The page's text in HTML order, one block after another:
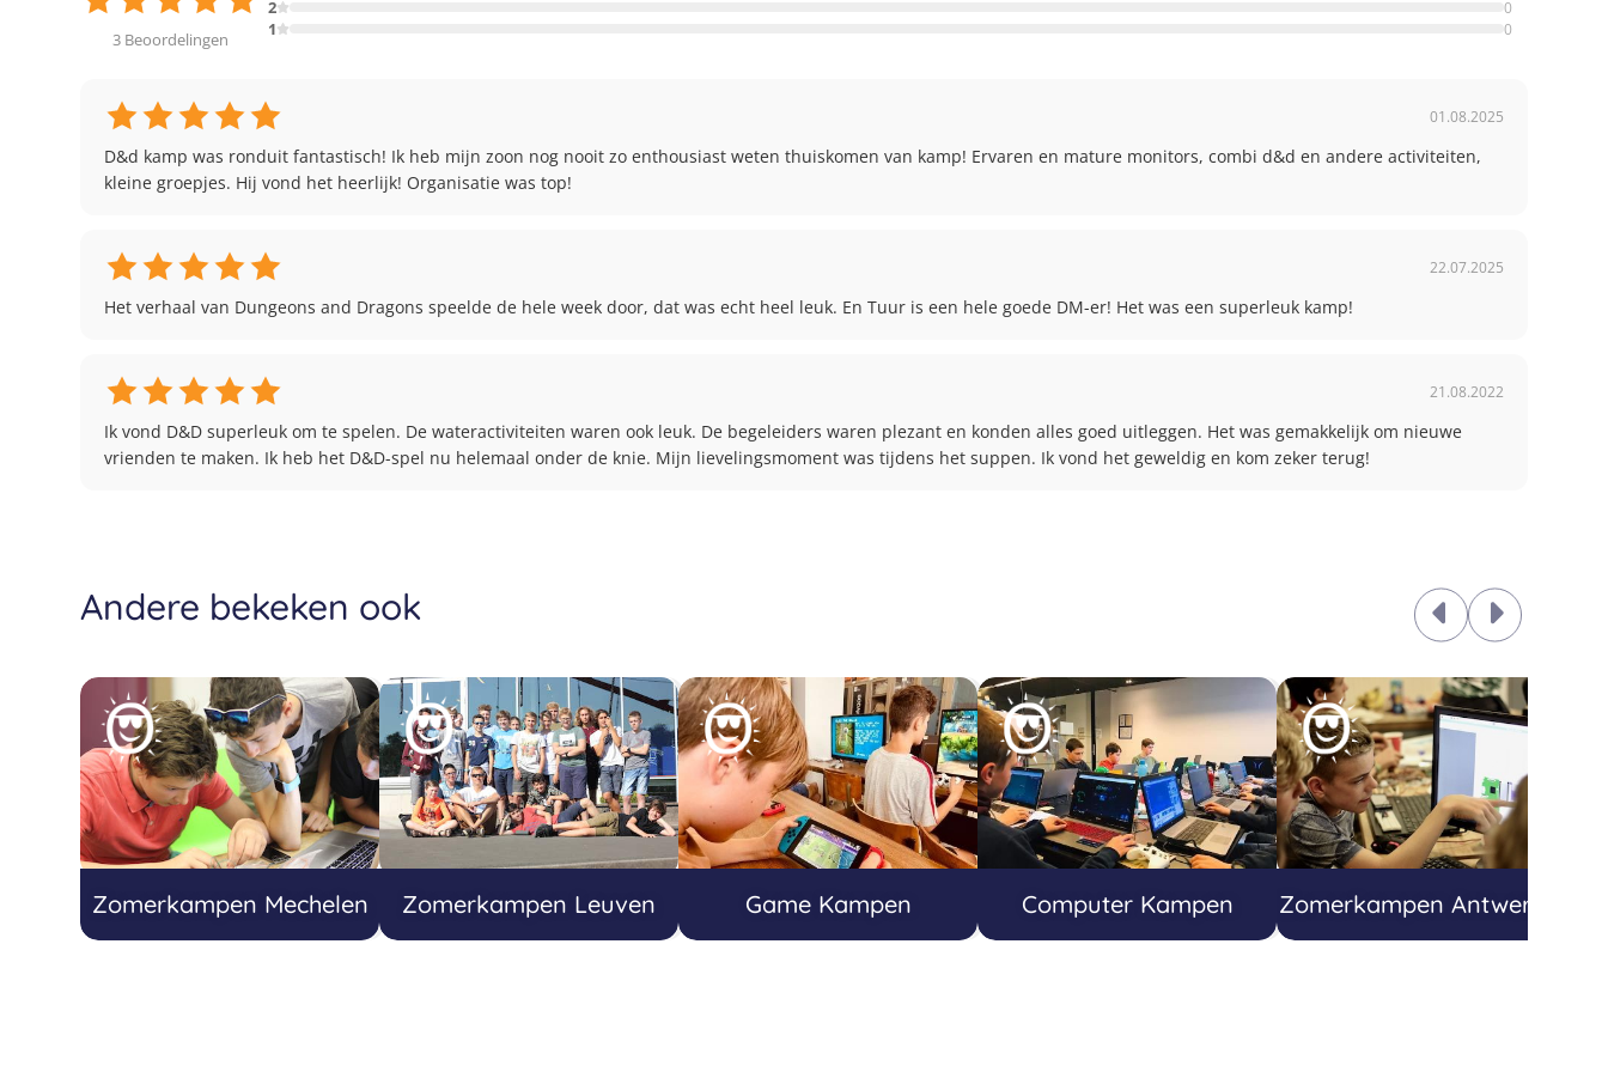
3 Beoordelingen
2 0
1 0
01.08.2025
D&d kamp was ronduit fantastisch! Ik heb mijn zoon nog nooit zo enthousiast weten thuiskomen van kamp! Ervaren en mature monitors, combi d&d en andere activiteiten,
kleine groepjes. Hij vond het heerlijk! Organisatie was top!
22.07.2025
Het verhaal van Dungeons and Dragons speelde de hele week door, dat was echt heel leuk. En Tuur is een hele goede DM-er! Het was een superleuk kamp!
21.08.2022
Ik vond D&D superleuk om te spelen. De wateractiviteiten waren ook leuk. De begeleiders waren plezant en konden alles goed uitleggen. Het was gemakkelijk om nieuwe
vrienden te maken. Ik heb het D&D-spel nu helemaal onder de knie. Mijn lievelingsmoment was tijdens het suppen. Ik vond het geweldig en kom zeker terug!
Andere bekeken ook
Zomerkampen Mechelen Zomerkampen Leuven Game Kampen Computer Kampen Zomerkampen Antwerpen